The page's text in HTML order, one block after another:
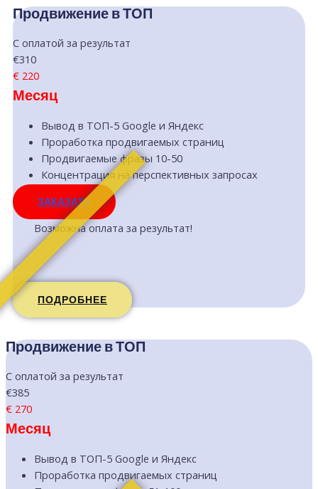
Продвижение в ТОП
С оплатой за результат
€310
€ 220
Месяц
Вывод в ТОП-5 Google и Яндекс
Проработка продвигаемых страниц
Продвигаемые фразы 10-50
Концентрация на перспективных запросах
ЗАКАЗАТЬ
Возможна оплата за результат!
ПОДРОБНЕЕ
Продвижение в ТОП
С оплатой за результат
€385
€ 270
Месяц
Вывод в ТОП-5 Google и Яндекс
Проработка продвигаемых страниц